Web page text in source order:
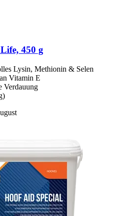
450 g
Lysin, Methionin & Selen
Vitamin E
Verdauung